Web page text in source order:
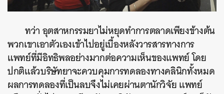
ทว่า อุตสาหกรรมยาไม่หยุดทำการตลาดเพียงข้างต้น
พวกเขาเอาตัวเองเข้าไปอยู่เบื้องหลังวารสารทางการ
แพทย์ที่มีอิทธิพลอย่างมากต่อความเห็นของแพทย์ โดย
ปกติแล้วบริษัทยาจะควบคุมการทดลองทางคลินิกทั้งหมด
ผลการทดลองที่เป็นลบจึงไม่เคยผ่านตานักวิจัย แพทย์